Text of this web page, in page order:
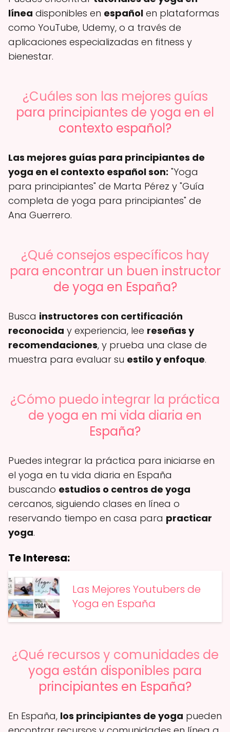
línea disponibles en español en plataformas
como YouTube, Udemy, o a través de
aplicaciones especializadas en fitness y
bienestar.
¿Cuáles son las mejores guías
para principiantes de yoga en el
contexto español?
Las mejores guías para principiantes de
yoga en el contexto español son: "Yoga
para principiantes" de Marta Pérez y "Guía
completa de yoga para principiantes" de
Ana Guerrero.
¿Qué consejos específicos hay
para encontrar un buen instructor
de yoga en España?
Busca instructores con certificación
reconocida y experiencia, lee reseñas y
recomendaciones, y prueba una clase de
muestra para evaluar su estilo y enfoque.
¿Cómo puedo integrar la práctica
de yoga en mi vida diaria en
España?
Puedes integrar la práctica para iniciarse en
el yoga en tu vida diaria en España
buscando estudios o centros de yoga
cercanos, siguiendo clases en línea o
reservando tiempo en casa para practicar
yoga.
Te Interesa:
Las Mejores Youtubers de
Yoga en España
¿Qué recursos y comunidades de
yoga están disponibles para
principiantes en España?
En España, los principiantes de yoga pueden